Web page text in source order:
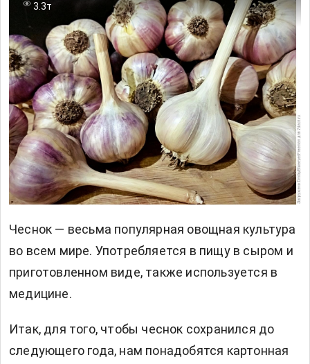
3.3т
Чеснок — весьма популярная овощная культура
во всем мире. Употребляется в пищу в сыром и
приготовленном виде, также используется в
медицине.
Итак, для того, чтобы чеснок сохранился до
следующего года, нам понадобятся картонная